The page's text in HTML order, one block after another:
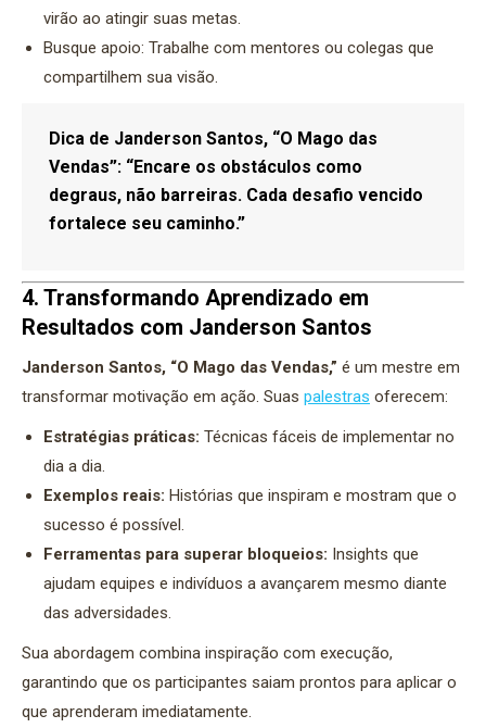
virão ao atingir suas metas.
Busque apoio: Trabalhe com mentores ou colegas que
compartilhem sua visão.
Dica de Janderson Santos, “O Mago das
Vendas”: “Encare os obstáculos como
degraus, não barreiras. Cada desafio vencido
fortalece seu caminho.”
4. Transformando Aprendizado em
Resultados com Janderson Santos
Janderson Santos, “O Mago das Vendas,” é um mestre em
transformar motivação em ação. Suas palestras oferecem:
Estratégias práticas: Técnicas fáceis de implementar no
dia a dia.
Exemplos reais: Histórias que inspiram e mostram que o
sucesso é possível.
Ferramentas para superar bloqueios: Insights que
ajudam equipes e indivíduos a avançarem mesmo diante
das adversidades.
Sua abordagem combina inspiração com execução,
garantindo que os participantes saiam prontos para aplicar o
que aprenderam imediatamente.